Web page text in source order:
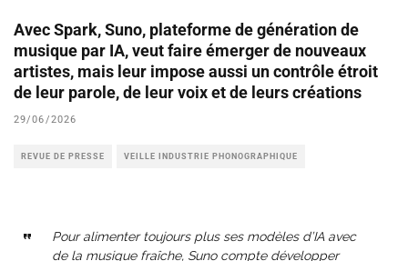
Avec Spark, Suno, plateforme de génération de
musique par IA, veut faire émerger de nouveaux
artistes, mais leur impose aussi un contrôle étroit
de leur parole, de leur voix et de leurs créations
29/06/2026
REVUE DE PRESSE VEILLE INDUSTRIE PHONOGRAPHIQUE
Pour alimenter toujours plus ses modèles d’IA avec
de la musique fraîche, Suno compte développer